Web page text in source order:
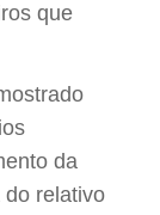
que
da
do relativo